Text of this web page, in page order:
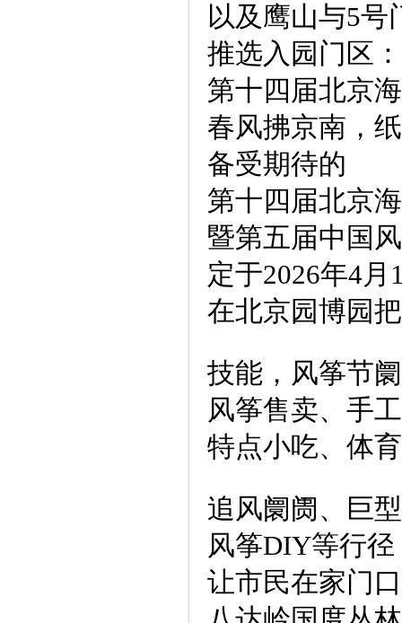
以及鹰山与5号
推选入园门区
第十四届北京
春风拂京南，
备受期待的
第十四届北京
暨第五届中国
定于2026年4月
在北京园博园
技能，风筝节
风筝售卖、手
特点小吃、体
追风阛阓、巨
风筝DIY等行径
让市民在家门